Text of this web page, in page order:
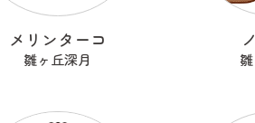
メリンターコ
雛ヶ丘深月